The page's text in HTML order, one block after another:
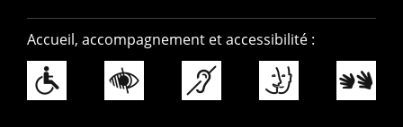
Accueil, accompagnement et accessibilité :